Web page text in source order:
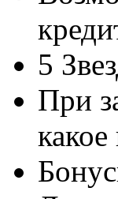
5
При